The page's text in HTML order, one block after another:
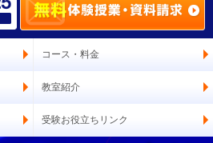
コース・料金
教室紹介
受験お役立ちリンク